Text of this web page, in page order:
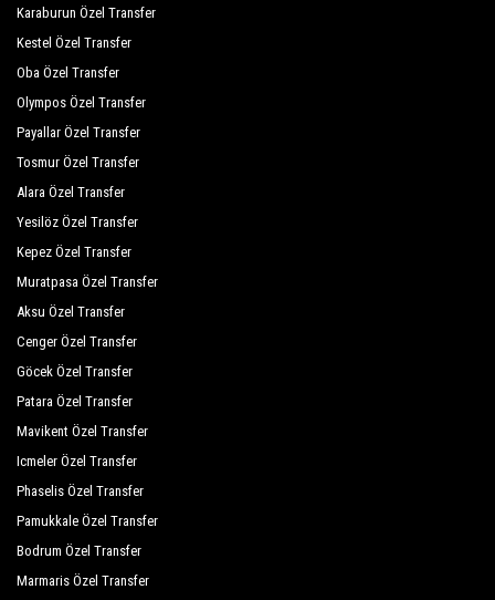
Karaburun Özel Transfer
Kestel Özel Transfer
Oba Özel Transfer
Olympos Özel Transfer
Payallar Özel Transfer
Tosmur Özel Transfer
Alara Özel Transfer
Yesilöz Özel Transfer
Kepez Özel Transfer
Muratpasa Özel Transfer
Aksu Özel Transfer
Cenger Özel Transfer
Göcek Özel Transfer
Patara Özel Transfer
Mavikent Özel Transfer
Icmeler Özel Transfer
Phaselis Özel Transfer
Pamukkale Özel Transfer
Bodrum Özel Transfer
Marmaris Özel Transfer